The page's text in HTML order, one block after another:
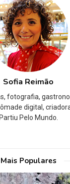
Sofia Reimão
fotografia,
digital,
Partiu Pelo Mundo.
Mais Populares